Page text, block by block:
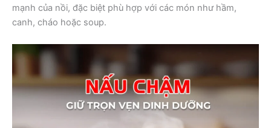
mạnh của nồi, đặc biệt phù hợp với các món như hầm,
canh, cháo hoặc soup.